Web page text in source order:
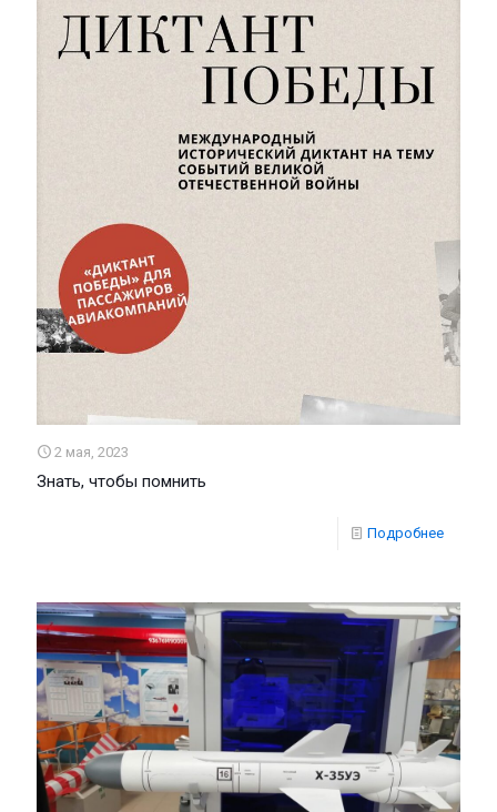
2 мая, 2023
Знать, чтобы помнить
Подробнее